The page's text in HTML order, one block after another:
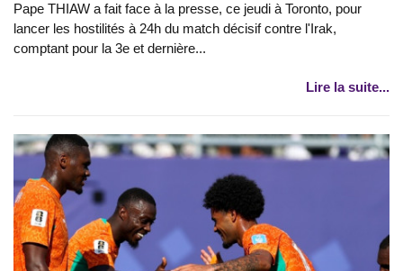
Pape THIAW a fait face à la presse, ce jeudi à Toronto, pour
lancer les hostilités à 24h du match décisif contre l'Irak,
comptant pour la 3e et dernière...
Lire la suite...